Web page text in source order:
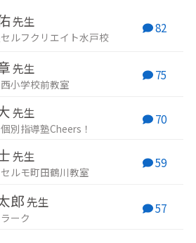
先生
ルフクリエイト水戸校
82
先生
小学校前教室
75
先生
別指導塾Cheers！
70
先生
ルモ町田鶴川教室
59
郎先生
ーク
57